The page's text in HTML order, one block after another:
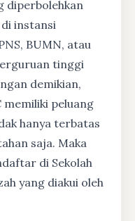
diperbolehkan
instansi
BUMN, atau
tinggi
demikian,
memiliki peluang
hanya terbatas
saja. Maka
di Sekolah
yang diakui oleh